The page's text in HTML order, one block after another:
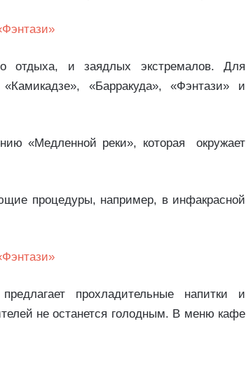
отдыха, и заядлых экстремалов. Для
«Барракуда», «Фэнтази» и
«Медленной реки», которая окружает
процедуры, например, в инфакрасной
прохладительные напитки и
не останется голодным. В меню кафе